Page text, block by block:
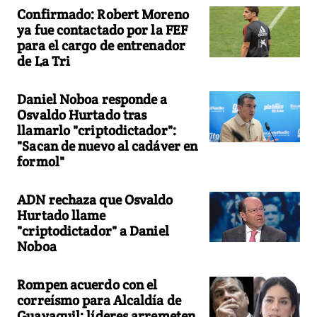
Confirmado: Robert Moreno
ya fue contactado por la FEF
para el cargo de entrenador
de La Tri
Daniel Noboa responde a
Osvaldo Hurtado tras
llamarlo "criptodictador":
"Sacan de nuevo al cadáver en
formol"
ADN rechaza que Osvaldo
Hurtado llame
"criptodictador" a Daniel
Noboa
Rompen acuerdo con el
correísmo para Alcaldía de